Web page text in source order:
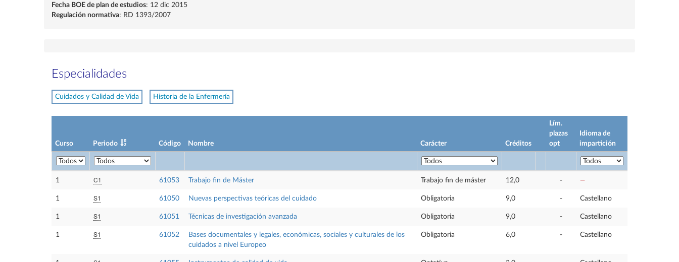
Fecha BOE de plan de estudios: 12 dic 2015
Regulación normativa: RD 1393/2007
Especialidades
Cuidados y Calidad de Vida Historia de la Enfermería
Curso Periodo Código Nombre Carácter Créditos
Lím.
plazas
opt
Idioma de
impartición
1 C1 61053 Trabajo fin de Máster Trabajo fin de máster 12,0 - —
1 S1 61050 Nuevas perspectivas teóricas del cuidado Obligatoria 9,0 - Castellano
1 S1 61051 Técnicas de investigación avanzada Obligatoria 9,0 - Castellano
1 S1 61052
Bases documentales y legales, económicas, sociales y culturales de los
cuidados a nivel Europeo
Obligatoria 6,0 - Castellano